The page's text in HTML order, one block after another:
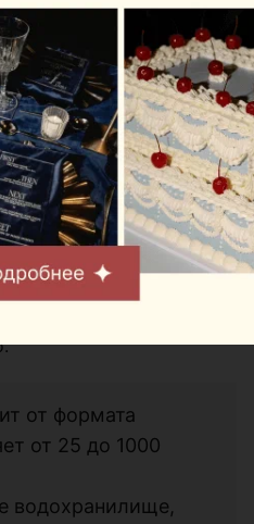
много водных
арендовать гидроциклы,
аквакар, покататься
Для тех, кто
есть рыбалка прямо с
— расположение прямо на
отдых с мангалом
отпускным: рядом
от формата
от 25 до 1000
водохранилище,